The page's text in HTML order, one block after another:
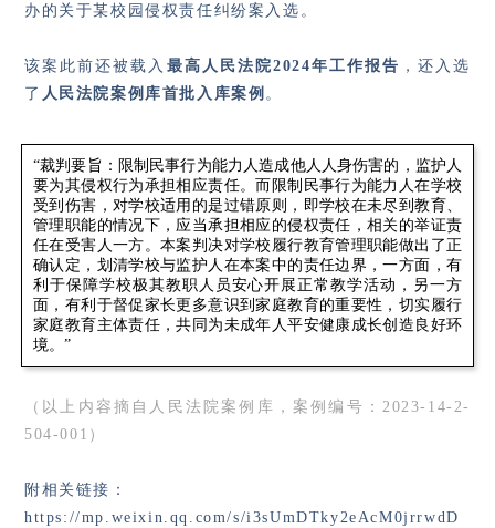
办的关于某校园侵权责任纠纷案入选。
该案此前还被载入 最高人民法院2024年工作报告 ，还入选
了 人民法院案例库首批入库案例 。
“裁判要旨：限制民事行为能力人造成他人人身伤害的，监护人
要为其侵权行为承担相应责任。而限制民事行为能力人在学校
受到伤害，对学校适用的是过错原则，即学校在未尽到教育、
管理职能的情况下，应当承担相应的侵权责任，相关的举证责
任在受害人一方。本案判决对学校履行教育管理职能做出了正
确认定，划清学校与监护人在本案中的责任边界，一方面，有
利于保障学校极其教职人员安心开展正常教学活动，另一方
面，有利于督促家长更多意识到家庭教育的重要性，切实履行
家庭教育主体责任，共同为未成年人平安健康成长创造良好环
境。”
（以上内容摘自人民法院案例库，案例编号：2023-14-2-
504-001）
附相关链接：
https://mp.weixin.qq.com/s/i3sUmDTky2eAcM0jrrwdD